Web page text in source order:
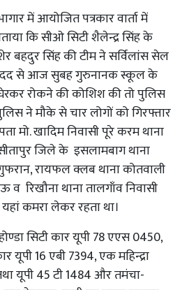
में आयोजित पत्रकार वार्ता में
कि सीओ सिटी शैलेन्द्र सिंह के
बहदुर सिंह की टीम ने सर्विलांस सेल
मदद से आज सुबह गुरुनानक स्कूल के
रोकने की कोशिश की तो पुलिस
ने मौके से चार लोगों को गिरफ्तार
मो. खादिम निवासी पूरे करम थाना
जिले के इसलामबाग थाना
रायफल क्लब थाना कोतवाली
व रिखौना थाना तालगाँव निवासी
कमरा लेकर रहता था।
सिटी कार यूपी 78 एएस 0450,
16 एबी 7394, एक महिन्द्रा
यूपी 45 टी 1484 और तमंचा-